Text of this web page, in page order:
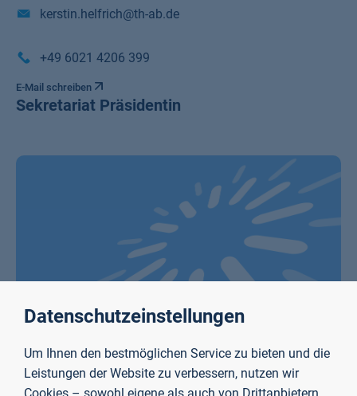
kerstin.helfrich@th-ab.de
+49 6021 4206 399
E-Mail schreiben
Sekretariat Präsidentin
Simone Ritter
Datenschutzeinstellungen
Um Ihnen den bestmöglichen Service zu bieten und die
Leistungen der Website zu verbessern, nutzen wir